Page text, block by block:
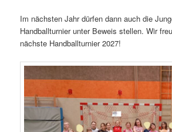
Im nächsten Jahr dürfen dann auch die
Handballturnier unter Beweis stellen. Wir
nächste Handballturnier 2027!